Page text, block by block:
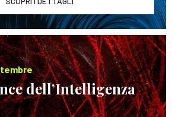
dell’Intelligenza